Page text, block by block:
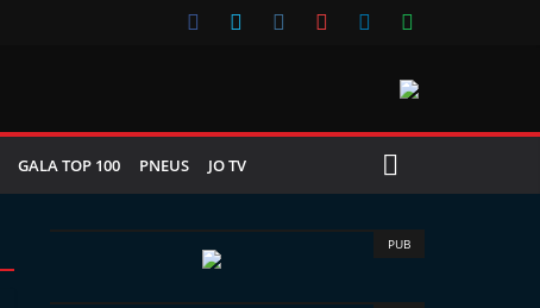
GALA TOP 100 PNEUS JO TV
PUB